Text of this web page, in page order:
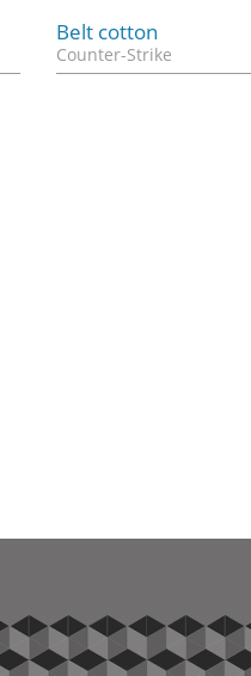
Belt cotton
Counter-Strike